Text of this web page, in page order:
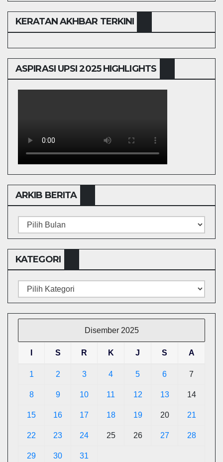
KERATAN AKHBAR TERKINI
ASPIRASI UPSI 2025 HIGHLIGHTS
ARKIB BERITA
ARKIB
BERITA
KATEGORI
Kategori
Disember 2025
S R K J S A
1 2 3 4 5 6 7
8 9 10 11 12 13 14
15 16 17 18 19 20 21
22 23 24 25 26 27 28
29 30 31